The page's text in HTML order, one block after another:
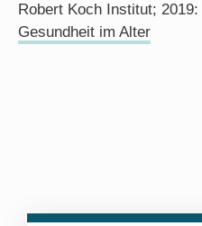
Robert Koch Institut; 2019:
Gesundheit im Alter